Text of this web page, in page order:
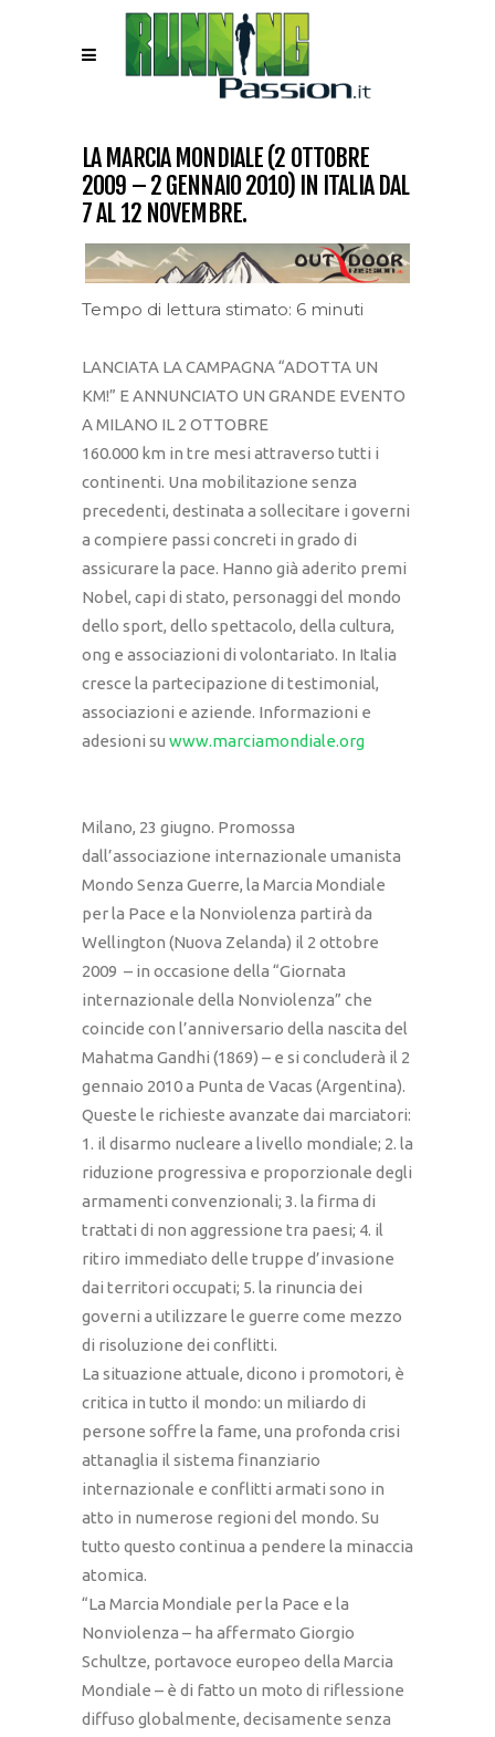
LA MARCIA MONDIALE (2 OTTOBRE
2009 – 2 GENNAIO 2010) IN ITALIA DAL
7 AL 12 NOVEMBRE.
Tempo di lettura stimato: 6 minuti
LANCIATA LA CAMPAGNA “ADOTTA UN
KM!” E ANNUNCIATO UN GRANDE EVENTO
A MILANO IL 2 OTTOBRE
160.000 km in tre mesi attraverso tutti i
continenti. Una mobilitazione senza
precedenti, destinata a sollecitare i governi
a compiere passi concreti in grado di
assicurare la pace. Hanno già aderito premi
Nobel, capi di stato, personaggi del mondo
dello sport, dello spettacolo, della cultura,
ong e associazioni di volontariato. In Italia
cresce la partecipazione di testimonial,
associazioni e aziende. Informazioni e
adesioni su www.marciamondiale.org
Milano, 23 giugno. Promossa
dall’associazione internazionale umanista
Mondo Senza Guerre, la Marcia Mondiale
per la Pace e la Nonviolenza partirà da
Wellington (Nuova Zelanda) il 2 ottobre
2009 – in occasione della “Giornata
internazionale della Nonviolenza” che
coincide con l’anniversario della nascita del
Mahatma Gandhi (1869) – e si concluderà il 2
gennaio 2010 a Punta de Vacas (Argentina).
Queste le richieste avanzate dai marciatori:
1. il disarmo nucleare a livello mondiale; 2. la
riduzione progressiva e proporzionale degli
armamenti convenzionali; 3. la firma di
trattati di non aggressione tra paesi; 4. il
ritiro immediato delle truppe d’invasione
dai territori occupati; 5. la rinuncia dei
governi a utilizzare le guerre come mezzo
di risoluzione dei conflitti.
La situazione attuale, dicono i promotori, è
critica in tutto il mondo: un miliardo di
persone soffre la fame, una profonda crisi
attanaglia il sistema finanziario
internazionale e conflitti armati sono in
atto in numerose regioni del mondo. Su
tutto questo continua a pendere la minaccia
atomica.
“La Marcia Mondiale per la Pace e la
Nonviolenza – ha affermato Giorgio
Schultze, portavoce europeo della Marcia
Mondiale – è di fatto un moto di riflessione
diffuso globalmente, decisamente senza